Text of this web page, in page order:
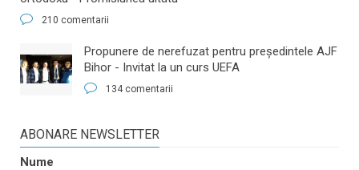
210 comentarii
​Propunere de nerefuzat pentru preşedintele AJF
Bihor - Invitat la un curs UEFA
134 comentarii
ABONARE NEWSLETTER
Nume